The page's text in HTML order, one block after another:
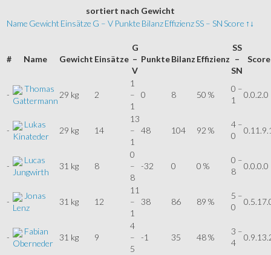
sortiert nach Gewicht
Name Gewicht Einsätze G – V Punkte BilanzEffizienzSS – SNScore ↑↓
# Name Gewicht Einsätze
G
–
V
PunkteBilanz Effizienz
SS
–
SN
Score
-
Thomas
Gattermann
29 kg 2
1
–
1
0 8 50 %
0 –
1
0.0.2.0
-
Lukas
Kinateder
29 kg 14
13
–
1
48 104 92 %
4 –
0
-
Lucas
Jungwirth
31 kg 8
0
–
8
-32 0 0 %
0 –
8
0.0.0.0
-
Jonas
Lenz
31 kg 12
11
–
1
38 86 89 %
5 –
0
-
Fabian
Oberneder
31 kg 9
4
–
5
-1 35 48 %
3 –
4